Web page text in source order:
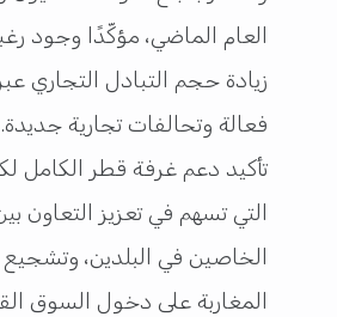
العام الماضي، مؤكّدًا وجود
زيادة حجم التبادل التجاري
فعالة وتحالفات تجارية
تأكيد دعم غرفة قطر الكامل
التي تسهم في تعزيز التعاون
الخاصين في البلدين،
المغاربة على دخول السوق